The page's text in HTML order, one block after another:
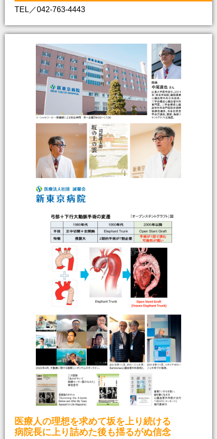
TEL／042-763-4443
医療人の理想を求めて坂を上り続ける
病院長に上り詰めた後も揺るがぬ信念